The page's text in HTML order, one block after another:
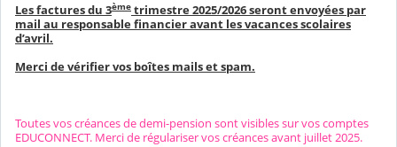
Les factures du 3ème trimestre 2025/2026 seront envoyées par
mail au responsable financier avant les vacances scolaires
d’avril.
Merci de vérifier vos boîtes mails et spam.
Toutes vos créances de demi-pension sont visibles sur vos comptes
EDUCONNECT. Merci de régulariser vos créances avant juillet 2025.